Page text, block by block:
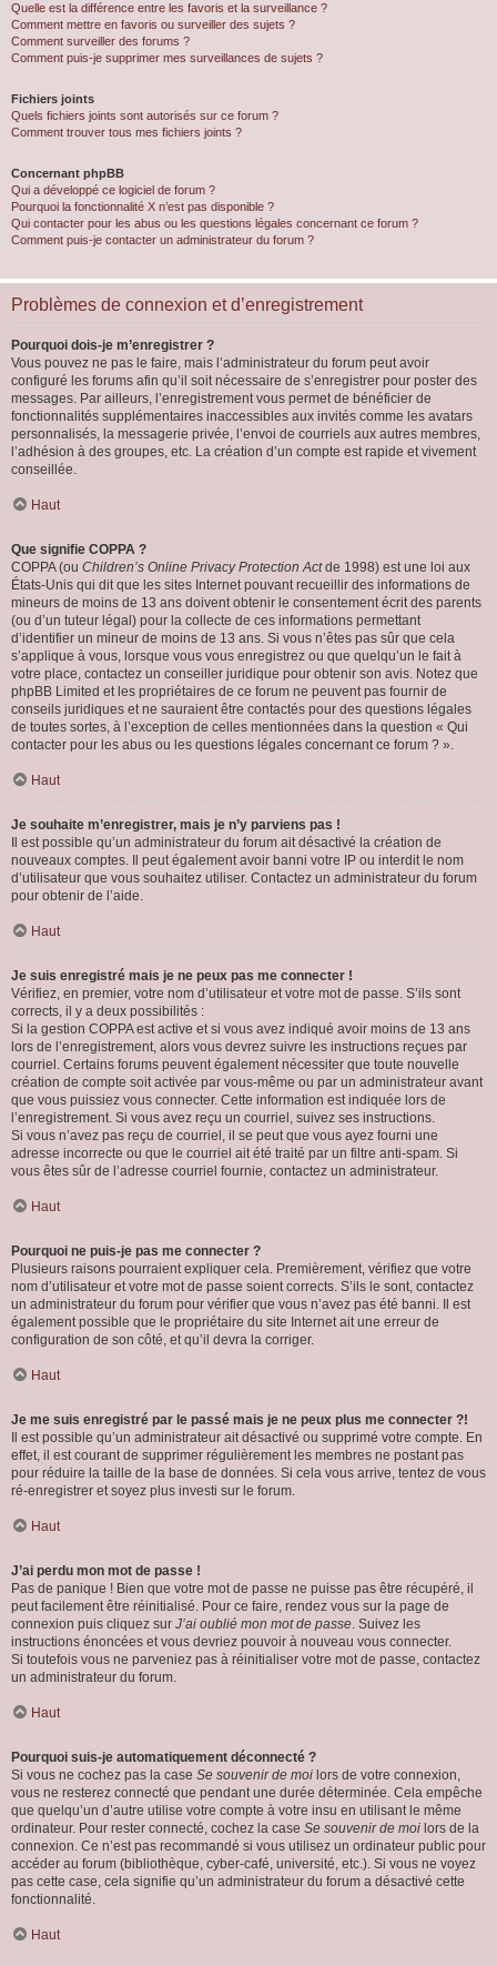
Quelle est la différence entre les favoris et la surveillance ?
Comment mettre en favoris ou surveiller des sujets ?
Comment surveiller des forums ?
Comment puis-je supprimer mes surveillances de sujets ?
Fichiers joints
Quels fichiers joints sont autorisés sur ce forum ?
Comment trouver tous mes fichiers joints ?
Concernant phpBB
Qui a développé ce logiciel de forum ?
Pourquoi la fonctionnalité X n’est pas disponible ?
Qui contacter pour les abus ou les questions légales concernant ce forum ?
Comment puis-je contacter un administrateur du forum ?
Problèmes de connexion et d’enregistrement
Pourquoi dois-je m’enregistrer ?
Vous pouvez ne pas le faire, mais l’administrateur du forum peut avoir
configuré les forums afin qu’il soit nécessaire de s’enregistrer pour poster des
messages. Par ailleurs, l’enregistrement vous permet de bénéficier de
fonctionnalités supplémentaires inaccessibles aux invités comme les avatars
personnalisés, la messagerie privée, l’envoi de courriels aux autres membres,
l’adhésion à des groupes, etc. La création d’un compte est rapide et vivement
conseillée.
Haut
Que signifie COPPA ?
COPPA (ou Children’s Online Privacy Protection Actde 1998) est une loi aux
États-Unis qui dit que les sites Internet pouvant recueillir des informations de
mineurs de moins de 13 ans doivent obtenir le consentement écrit des parents
(ou d’un tuteur légal) pour la collecte de ces informations permettant
d’identifier un mineur de moins de 13 ans. Si vous n’êtes pas sûr que cela
s’applique à vous, lorsque vous vous enregistrez ou que quelqu’un le fait à
votre place, contactez un conseiller juridique pour obtenir son avis. Notez que
phpBB Limited et les propriétaires de ce forum ne peuvent pas fournir de
conseils juridiques et ne sauraient être contactés pour des questions légales
de toutes sortes, à l’exception de celles mentionnées dans la question « Qui
contacter pour les abus ou les questions légales concernant ce forum ? ».
Haut
Je souhaite m’enregistrer, mais je n’y parviens pas !
Il est possible qu’un administrateur du forum ait désactivé la création de
nouveaux comptes. Il peut également avoir banni votre IP ou interdit le nom
d’utilisateur que vous souhaitez utiliser. Contactez un administrateur du forum
pour obtenir de l’aide.
Haut
Je suis enregistré mais je ne peux pas me connecter !
Vérifiez, en premier, votre nom d’utilisateur et votre mot de passe. S’ils sont
corrects, il y a deux possibilités :
Si la gestion COPPA est active et si vous avez indiqué avoir moins de 13 ans
lors de l’enregistrement, alors vous devrez suivre les instructions reçues par
courriel. Certains forums peuvent également nécessiter que toute nouvelle
création de compte soit activée par vous-même ou par un administrateur avant
que vous puissiez vous connecter. Cette information est indiquée lors de
l’enregistrement. Si vous avez reçu un courriel, suivez ses instructions.
Si vous n’avez pas reçu de courriel, il se peut que vous ayez fourni une
adresse incorrecte ou que le courriel ait été traité par un filtre anti-spam. Si
vous êtes sûr de l’adresse courriel fournie, contactez un administrateur.
Haut
Pourquoi ne puis-je pas me connecter ?
Plusieurs raisons pourraient expliquer cela. Premièrement, vérifiez que votre
nom d’utilisateur et votre mot de passe soient corrects. S’ils le sont, contactez
un administrateur du forum pour vérifier que vous n’avez pas été banni. Il est
également possible que le propriétaire du site Internet ait une erreur de
configuration de son côté, et qu’il devra la corriger.
Haut
Je me suis enregistré par le passé mais je ne peux plus me connecter ?!
Il est possible qu’un administrateur ait désactivé ou supprimé votre compte. En
effet, il est courant de supprimer régulièrement les membres ne postant pas
pour réduire la taille de la base de données. Si cela vous arrive, tentez de vous
ré-enregistrer et soyez plus investi sur le forum.
Haut
J’ai perdu mon mot de passe !
Pas de panique ! Bien que votre mot de passe ne puisse pas être récupéré, il
peut facilement être réinitialisé. Pour ce faire, rendez vous sur la page de
connexion puis cliquez sur J’ai oublié mon mot de passe. Suivez les
instructions énoncées et vous devriez pouvoir à nouveau vous connecter.
Si toutefois vous ne parveniez pas à réinitialiser votre mot de passe, contactez
un administrateur du forum.
Haut
Pourquoi suis-je automatiquement déconnecté ?
Si vous ne cochez pas la case Se souvenir de moi lors de votre connexion,
vous ne resterez connecté que pendant une durée déterminée. Cela empêche
que quelqu’un d’autre utilise votre compte à votre insu en utilisant le même
ordinateur. Pour rester connecté, cochez la case Se souvenir de moi lors de la
connexion. Ce n’est pas recommandé si vous utilisez un ordinateur public pour
accéder au forum (bibliothèque, cyber-café, université, etc.). Si vous ne voyez
pas cette case, cela signifie qu’un administrateur du forum a désactivé cette
fonctionnalité.
Haut